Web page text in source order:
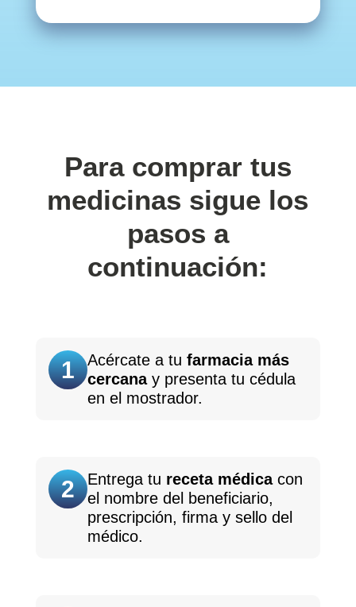
Para comprar tus
medicinas sigue los
pasos a
continuación:
1 Acércate a tu farmacia más
cercanay presenta tu cédula
en el mostrador.
2 Entrega tu receta médicacon
el nombre del beneficiario,
prescripción, firma y sello del
médico.